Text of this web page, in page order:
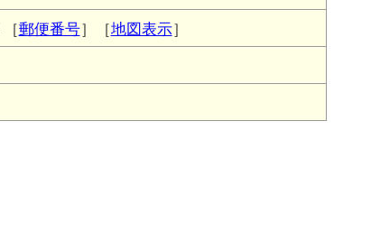
［郵便番号］［地図表示］